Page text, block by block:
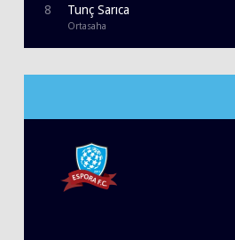
8 Tunç Sarıca
Ortasaha